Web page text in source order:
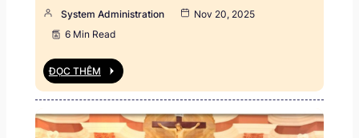
System Administration
Nov 20, 2025
6 Min Read
ĐỌC THÊM